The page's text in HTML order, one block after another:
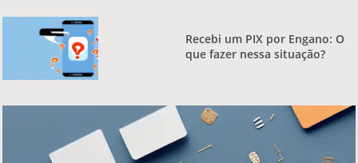
Recebi um PIX por Engano: O
que fazer nessa situação?